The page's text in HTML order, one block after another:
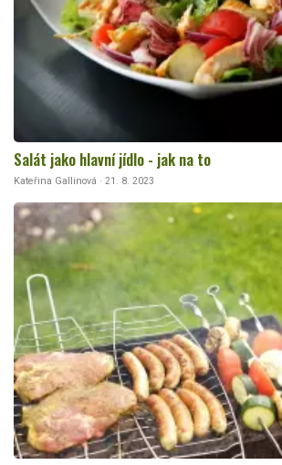
Salát jako hlavní jídlo - jak na to
Kateřina Gallinová · 21. 8. 2023